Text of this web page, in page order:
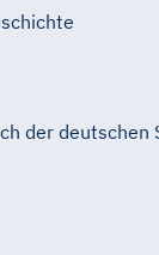
der deutschen